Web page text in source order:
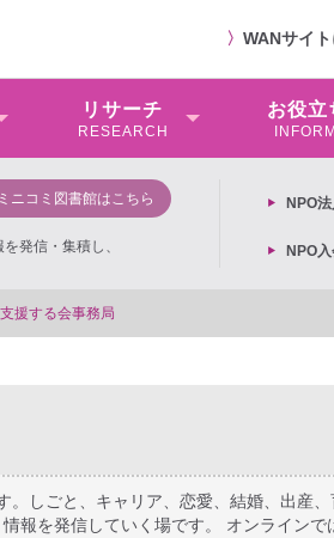
〉 WANサイ
リサーチ
RESEARCH
お役⽴
ミニコミ図書館はこちら
発信・集積し、
NPO
NPO
日第6次男女共同参画基本計画の閣議決定への
。しごと、キャリア、恋愛、結婚、出産、
報を発信していく場です。 オンラインで